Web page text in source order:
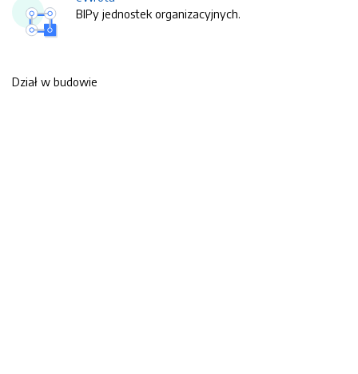
BIPy jednostek organizacyjnych.
Dział w budowie